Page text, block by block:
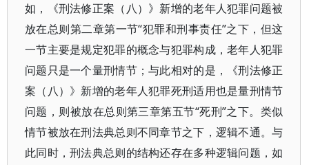
如，《刑法修正案（八）》新增的老年人犯罪问题被
放在总则第二章第一节“犯罪和刑事责任”之下，但这
一节主要是规定犯罪的概念与犯罪构成，老年人犯罪
问题只是一个量刑情节；与此相对的是，《刑法修正
案（八）》新增的老年人犯罪死刑适用也是量刑情节
问题，则被放在总则第三章第五节“死刑”之下。类似
情节被放在刑法典总则不同章节之下，逻辑不通。与
此同时，刑法典总则的结构还存在多种逻辑问题，如